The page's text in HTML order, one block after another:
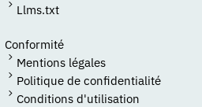
Llms.txt
Conformité
Mentions légales
Politique de confidentialité
Conditions d'utilisation